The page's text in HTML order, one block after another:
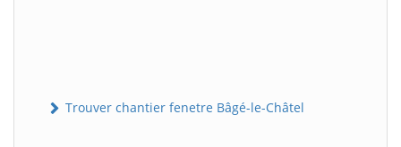
Trouver chantier fenetre Bâgé-le-Châtel